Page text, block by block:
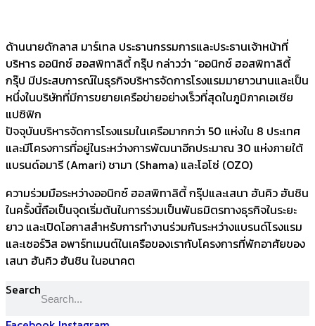
ด้านนายดักลาส มาร์เทล ประธานกรรมการและประธานเจ้าหน้าที่
บริหาร ออนิกซ์ ฮอสพิทาลิตี้ กรุ๊ป กล่าวว่า “ออนิกซ์ ฮอสพิทาลิตี้
กรุ๊ป มีประสบการณ์ในธุรกิจบริหารจัดการโรงแรมมายาวนานและเป็น
หนึ่งในบริษัทที่มีการขยายเครือข่ายอย่างเร็วที่สุดในภูมิภาคเอเชีย
แปซิฟิก
ปัจจุบันบริหารจัดการโรงแรมในเครือมากกว่า 50 แห่งใน 8 ประเทศ
และมีโครงการที่อยู่ในระหว่างการพัฒนาอีกประมาณ 30 แห่งภายใต้
แบรนด์อมารี (Amari) ชามา (Shama) และโอโซ่ (OZO)
ความร่วมมือระหว่างออนิกซ์ ฮอสพิทาลิตี้ กรุ๊ปและเสนา ฮันคิว ฮันชิน
ในครั้งนี้ถือเป็นจุดเริ่มต้นในการร่วมเป็นพันธมิตรทางธุรกิจในระยะ
ยาว และเปิดโอกาสสำหรับการทำงานร่วมกันระหว่างแบรนด์โรงแรม
และเซอร์วิส อพาร์ทเมนต์ในเครือของเรากับโครงการที่พักอาศัยของ
เสนา ฮันคิว ฮันชิน ในอนาคต
Search